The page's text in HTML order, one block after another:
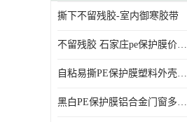
撕下不留残胶-室内御寒胶带
不留残胶 石家庄pe保护膜价格 塑料薄膜
自粘易撕PE保护膜塑料外壳导光板亚克力板膜操作方便
黑白PE保护膜铝合金门窗多种颜色支持定制生产